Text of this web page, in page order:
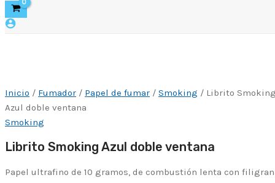
Inicio / Fumador / Papel de fumar / Smoking / Librito
Azul doble ventana
Smoking
Librito Smoking Azul doble ventana
Papel ultrafino de 10 gramos, de combustión lenta con